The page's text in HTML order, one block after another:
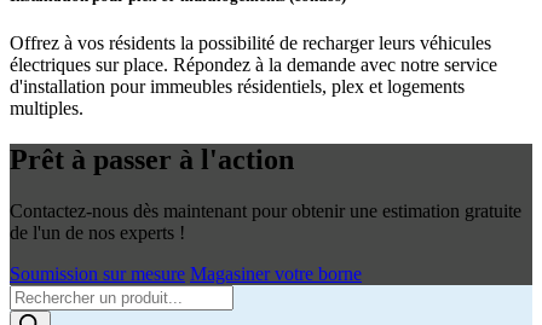
Offrez à vos résidents la possibilité de recharger leurs véhicules
électriques sur place. Répondez à la demande avec notre service
d'installation pour immeubles résidentiels, plex et logements
multiples.
Prêt à passer à l'action
Contactez-nous dès maintenant pour obtenir une estimation gratuite
de l'un de nos experts !
Soumission sur mesure Magasiner votre borne
Products
search